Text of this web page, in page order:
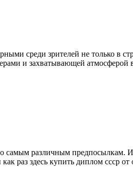
среди зрителей не только в
и захватывающей атмосферой
самым различным предпосылкам.
раз здесь купить диплом ссср